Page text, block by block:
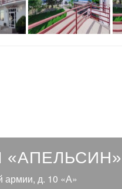
армии, д. 10 «А»